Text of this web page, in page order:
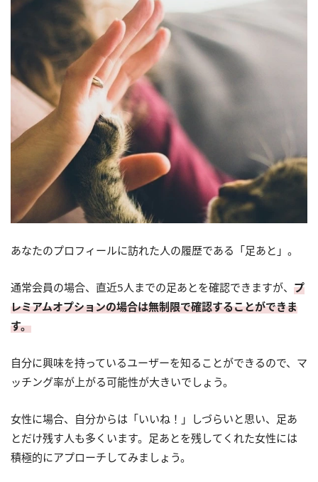
あなたのプロフィールに訪れた人の履歴である「足あと」。
通常会員の場合、直近5人までの足あとを確認できますが、 プ
レミアムオプションの場合は無制限で確認することができま
す。
自分に興味を持っているユーザーを知ることができるので、マ
ッチング率が上がる可能性が大きいでしょう。
女性に場合、自分からは「いいね！」しづらいと思い、足あ
とだけ残す人も多くいます。足あとを残してくれた女性には
積極的にアプローチしてみましょう。